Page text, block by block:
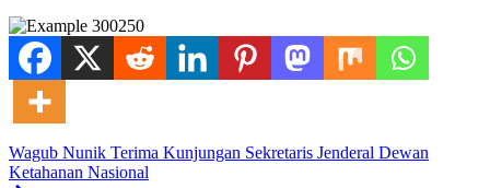
Wagub Nunik Terima Kunjungan Sekretaris Jenderal Dewan
Ketahanan Nasional